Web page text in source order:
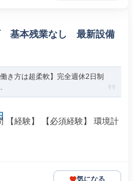
基本残業なし 最新設備
き方は超柔軟】完全週休2日制
【経験】 【必須経験】 環境計
気になる